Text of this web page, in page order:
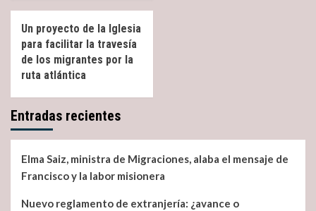
Un proyecto de la Iglesia
para facilitar la travesía
de los migrantes por la
ruta atlántica
Entradas recientes
Elma Saiz, ministra de Migraciones, alaba el mensaje de
Francisco y la labor misionera
Nuevo reglamento de extranjería: ¿avance o